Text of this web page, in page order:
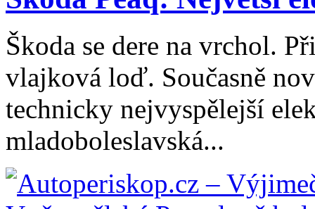
Škoda se dere na vrchol.
vlajková loď. Současně
technicky nejvyspělejší
mladoboleslavská...